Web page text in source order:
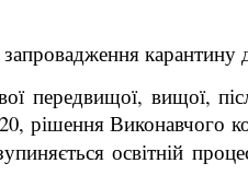
карантину
передвищої, вищої,
рішення Виконавчого
освітній